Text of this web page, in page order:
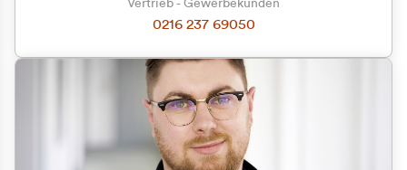
Vertrieb - Gewerbekunden
0216 237 69050